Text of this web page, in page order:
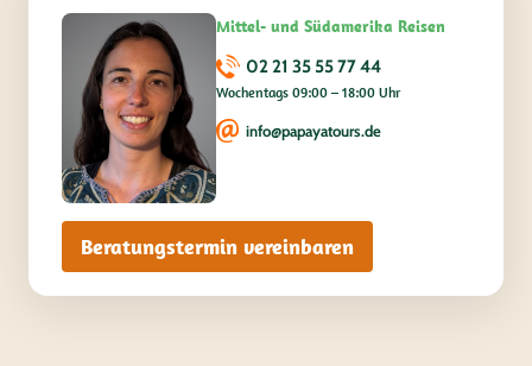
Mittel- und Südamerika Reisen
02 21 35 55 77 44
Wochentags 09:00 – 18:00 Uhr
info@papayatours.de
Beratungstermin vereinbaren